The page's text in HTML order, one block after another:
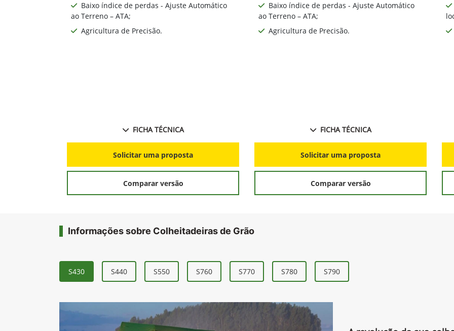
Baixo índice de perdas - Ajuste Automático
ao Terreno – ATA;
Agricultura de Precisão.
FICHA TÉCNICA
Solicitar uma proposta
Comparar versão
Baixo índice de perdas - Ajuste Automático
ao Terreno – ATA;
Agricultura de Precisão.
FICHA TÉCNICA
Solicitar uma proposta
Comparar versão
Informações sobre Colheitadeiras de Grão
S430 S440 S550 S760 S770 S780 S790